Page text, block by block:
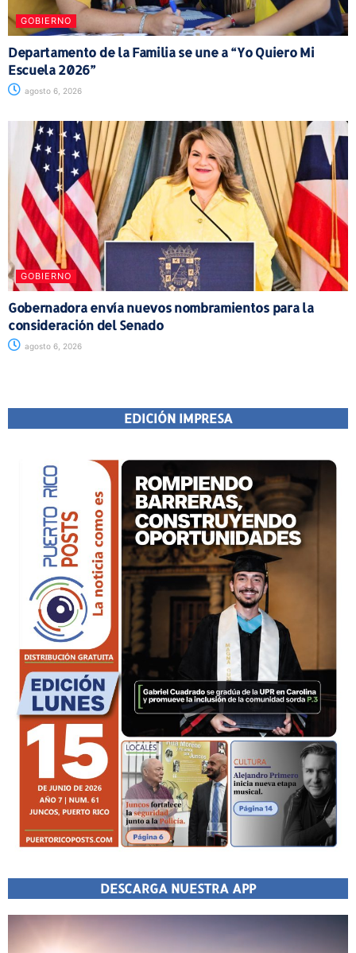
GOBIERNO
Departamento de la Familia se une a “Yo Quiero Mi
Escuela 2026”
agosto 6, 2026
GOBIERNO
Gobernadora envía nuevos nombramientos para la
consideración del Senado
agosto 6, 2026
EDICIÓN IMPRESA
DESCARGA NUESTRA APP